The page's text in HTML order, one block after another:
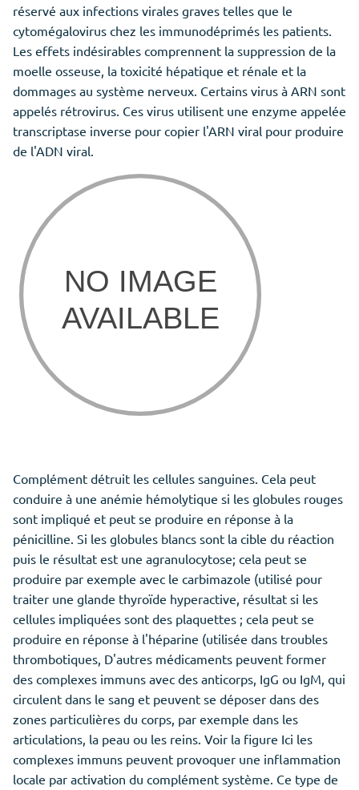
réservé aux infections virales graves telles que le
cytomégalovirus chez les immunodéprimés les patients.
Les effets indésirables comprennent la suppression de la
moelle osseuse, la toxicité hépatique et rénale et la
dommages au système nerveux. Certains virus à ARN sont
appelés rétrovirus. Ces virus utilisent une enzyme appelée
transcriptase inverse pour copier l'ARN viral pour produire
de l'ADN viral.
Complément détruit les cellules sanguines. Cela peut
conduire à une anémie hémolytique si les globules rouges
sont impliqué et peut se produire en réponse à la
pénicilline. Si les globules blancs sont la cible du réaction
puis le résultat est une agranulocytose; cela peut se
produire par exemple avec le carbimazole (utilisé pour
traiter une glande thyroïde hyperactive, résultat si les
cellules impliquées sont des plaquettes ; cela peut se
produire en réponse à l'héparine (utilisée dans troubles
thrombotiques, D'autres médicaments peuvent former
des complexes immuns avec des anticorps, IgG ou IgM, qui
circulent dans le sang et peuvent se déposer dans des
zones particulières du corps, par exemple dans les
articulations, la peau ou les reins. Voir la figure Ici les
complexes immuns peuvent provoquer une inflammation
locale par activation du complément système. Ce type de